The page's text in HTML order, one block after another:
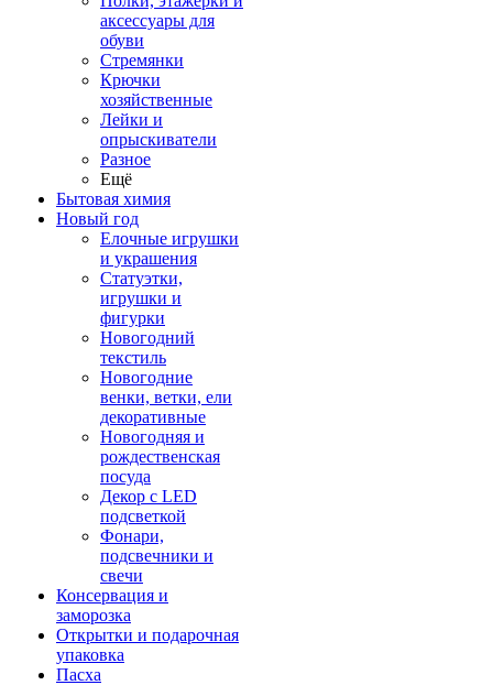
аксессуары для
обуви
Стремянки
Крючки
хозяйственные
Лейки и
опрыскиватели
Разное
Ещё
Бытовая химия
Новый год
Елочные игрушки
и украшения
Статуэтки,
игрушки и
фигурки
Новогодний
текстиль
Новогодние
венки, ветки, ели
декоративные
Новогодняя и
рождественская
посуда
Декор с LED
подсветкой
Фонари,
подсвечники и
свечи
Консервация и
заморозка
Открытки и подарочная
упаковка
Пасха